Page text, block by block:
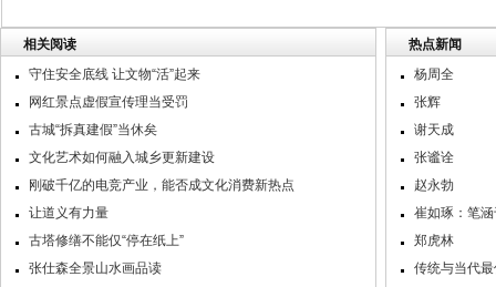
相关阅读
守住安全底线 让文物“活”起来
网红景点虚假宣传理当受罚
古城“拆真建假”当休矣
文化艺术如何融入城乡更新建设
刚破千亿的电竞产业，能否成文化消费新热点
让道义有力量
古塔修缮不能仅“停在纸上”
张仕森全景山水画品读
热点新闻
杨周全
张辉
谢天成
张谧诠
赵永勃
崔如琢：笔
郑虎林
传统与当代